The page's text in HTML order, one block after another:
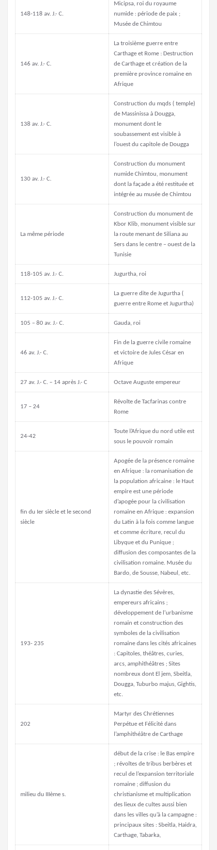
148-118 av. J.- C.
Micipsa, roi du royaume
numide : période de paix ;
Musée de Chimtou
146 av. J.- C.
La troisième guerre entre
Carthage et Rome : Destruction
de Carthage et création de la
première province romaine en
Afrique
138 av. J.- C.
Construction du mqds ( temple)
de Massinissa à Dougga,
monument dont le
soubassement est visible à
l’ouest du capitole de Dougga
130 av. J.- C.
Construction du monument
numide Chimtou, monument
dont la façade a été restituée et
intégrée au musée de Chimtou
La même période
Construction du monument de
Kbor Klib, monument visible sur
la route menant de Siliana au
Sers dans le centre – ouest de la
Tunisie
118-105 av. J.- C. Jugurtha, roi
112-105 av. J.- C.
La guerre dite de Jugurtha (
guerre entre Rome et Jugurtha)
105 – 80 av. J.- C. Gauda, roi
46 av. J.- C.
Fin de la guerre civile romaine
et victoire de Jules César en
Afrique
27 av. J.- C. – 14 après J.- C Octave Auguste empereur
17 – 24
Révolte de Tacfarinas contre
Rome
24-42
Toute l’Afrique du nord utile est
sous le pouvoir romain
fin du Ier siècle et le second
siècle
Apogée de la présence romaine
en Afrique : la romanisation de
la population africaine : le Haut
empire est une période
d’apogée pour la civilisation
romaine en Afrique : expansion
du Latin à la fois comme langue
et comme écriture, recul du
Libyque et du Punique ;
diffusion des composantes de la
civilisation romaine. Musée du
Bardo, de Sousse, Nabeul, etc.
193- 235
La dynastie des Sévères,
empereurs africains ;
développement de l’urbanisme
romain et construction des
symboles de la civilisation
romaine dans les cités africaines
: Capitoles, théâtres, curies,
arcs, amphithéâtres ; Sites
nombreux dont El jem, Sbeitla,
Dougga, Tuburbo majus, Gightis,
etc.
202
Martyr des Chrétiennes
Perpétue et Félicité dans
l’amphithéâtre de Carthage
milieu du IIIème s.
début de la crise : le Bas empire
; révoltes de tribus berbères et
recul de l’expansion territoriale
romaine ; diffusion du
christianisme et multiplication
des lieux de cultes aussi bien
dans les villes qu’à la campagne :
principaux sites : Sbeitla, Haidra,
Carthage, Tabarka,